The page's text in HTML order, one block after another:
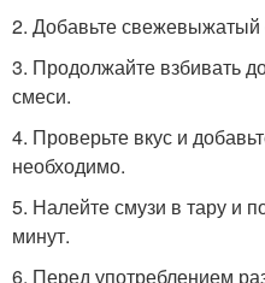
2. Добавьте свежевыжатый
3. Продолжайте взбивать
смеси.
4. Проверьте вкус и
необходимо.
5. Налейте смузи в тару и
минут.
6. Перед употреблением